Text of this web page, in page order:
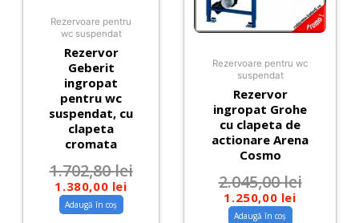
Rezervoare pentru
wc suspendat
Rezervor
Geberit
ingropat
pentru wc
suspendat, cu
clapeta
cromata
1.702,80lei
1.380,00 lei
Adaugă în coș
Rezervoare pentru wc
suspendat
Rezervor
ingropat Grohe
cu clapeta de
actionare Arena
Cosmo
2.045,00lei
1.250,00 lei
Adaugă în coș